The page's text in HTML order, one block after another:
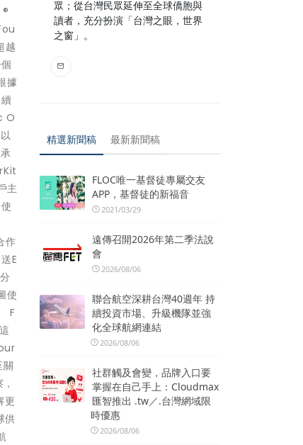
越
據
O
主
作
E
使
F
更
供
眾；從台灣民眾延伸至全球僑胞與
讀者，充分扮演「台灣之眼，世界
之窗」。
精選新聞稿 最新新聞稿
FLOC唯一基督徒專屬交友
APP，基督徒的新福音
2021/03/29
遠傳召開2026年第二季法說
會
2026/08/06
聯合航空深耕台灣40週年 持
續投資市場、升級機隊並強
化全球航網連結
2026/08/06
社群觸及會變，品牌入口要
掌握在自己手上：Cloudmax
匯智推出 .tw／.台灣網域限
時優惠
2026/08/06